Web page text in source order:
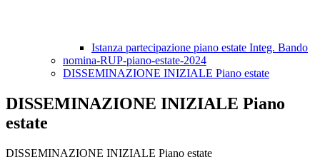
Istanza partecipazione piano estate Integ. Bando
nomina-RUP-piano-estate-2024
DISSEMINAZIONE INIZIALE Piano estate
DISSEMINAZIONE INIZIALE Piano
estate
DISSEMINAZIONE INIZIALE Piano estate